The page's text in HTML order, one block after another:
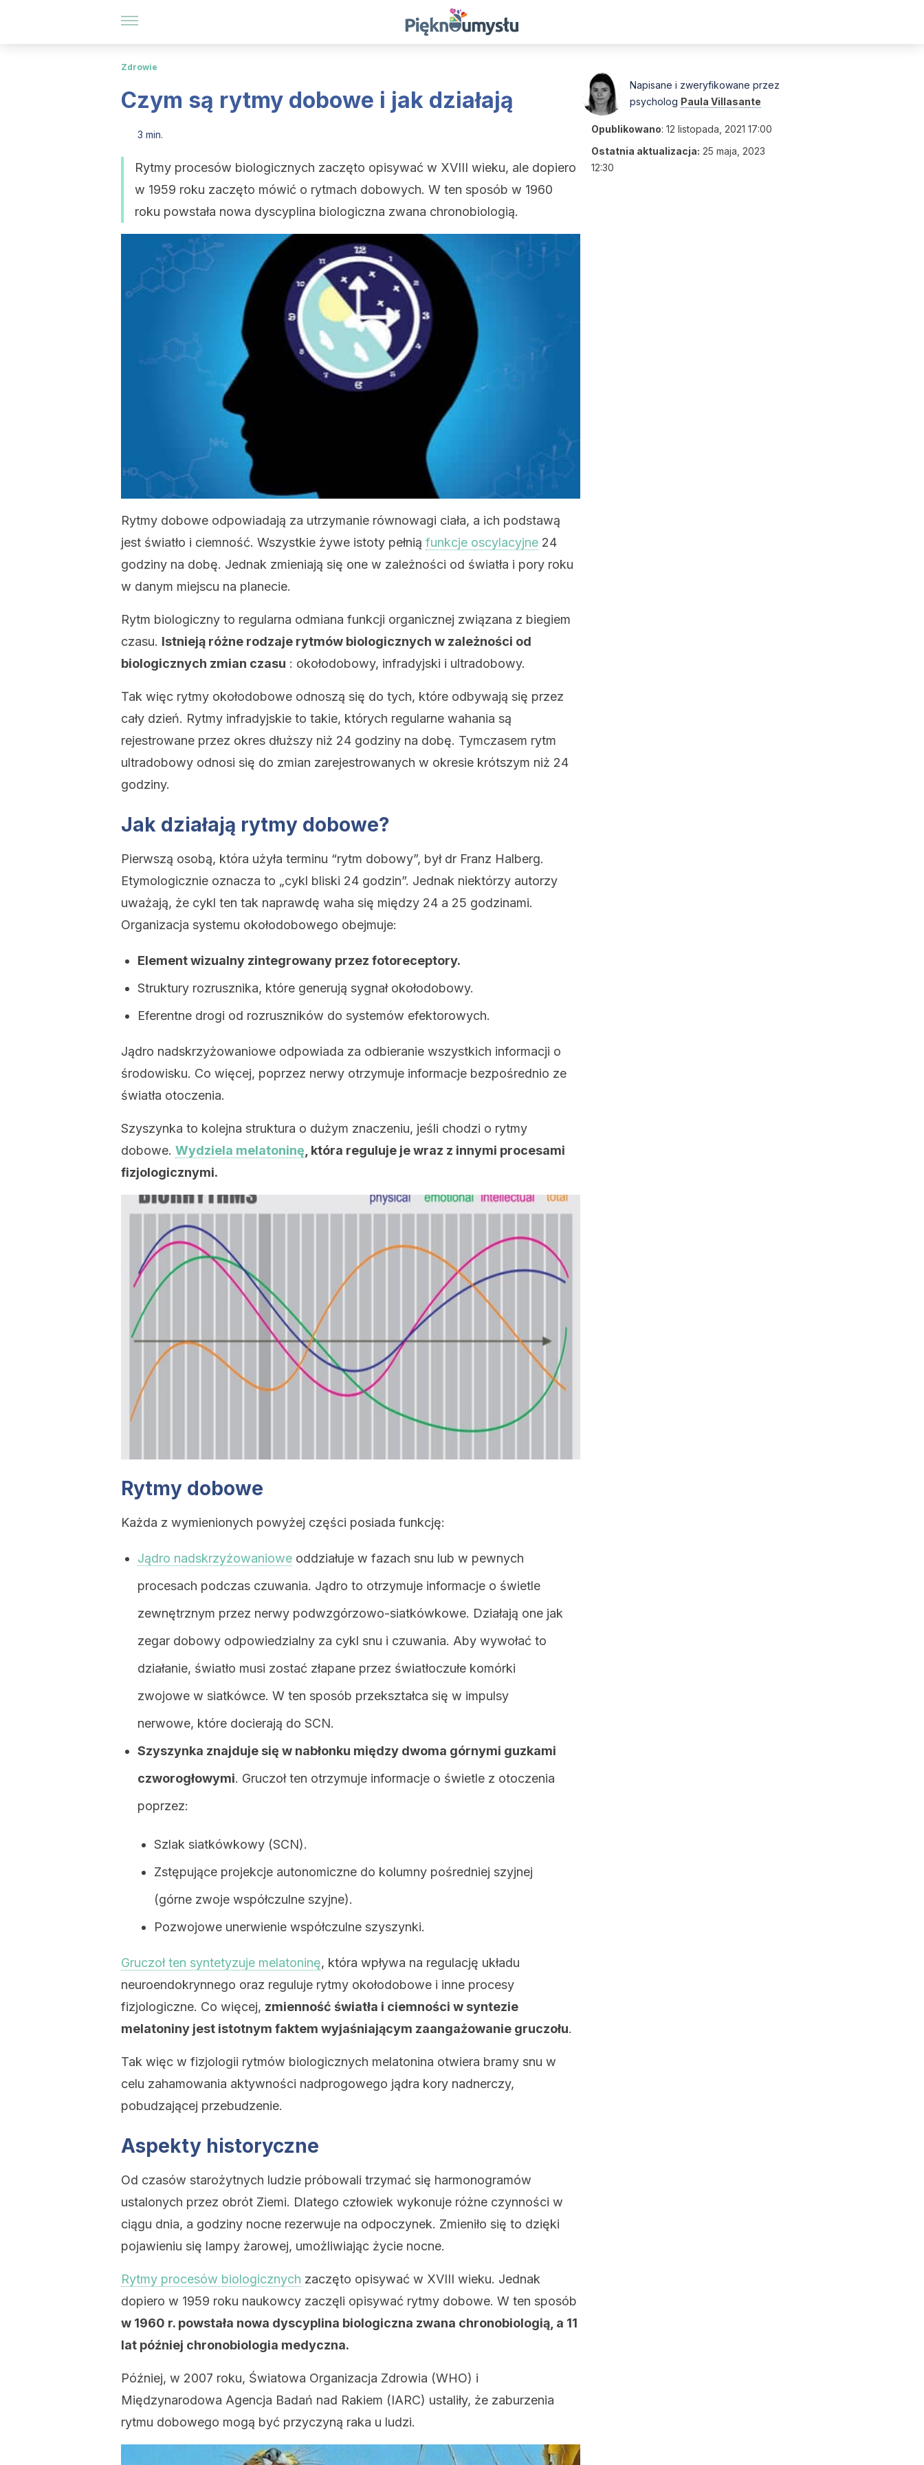
Zdrowie
Czym są rytmy dobowe i jak działają
3 min.
Rytmy procesów biologicznych zaczęto opisywać w XVIII wieku, ale dopiero
w 1959 roku zaczęto mówić o rytmach dobowych. W ten sposób w 1960
roku powstała nowa dyscyplina biologiczna zwana chronobiologią.
Rytmy dobowe odpowiadają za utrzymanie równowagi ciała, a ich podstawą
jest światło i ciemność. Wszystkie żywe istoty pełnią funkcje oscylacyjne 24
godziny na dobę. Jednak zmieniają się one w zależności od światła i pory roku
w danym miejscu na planecie.
Rytm biologiczny to regularna odmiana funkcji organicznej związana z biegiem
czasu. Istnieją różne rodzaje rytmów biologicznych w zależności od
biologicznych zmian czasu : okołodobowy, infradyjski i ultradobowy.
Tak więc rytmy okołodobowe odnoszą się do tych, które odbywają się przez
cały dzień. Rytmy infradyjskie to takie, których regularne wahania są
rejestrowane przez okres dłuższy niż 24 godziny na dobę. Tymczasem rytm
ultradobowy odnosi się do zmian zarejestrowanych w okresie krótszym niż 24
godziny.
Jak działają rytmy dobowe?
Pierwszą osobą, która użyła terminu “rytm dobowy”, był dr Franz Halberg.
Etymologicznie oznacza to „cykl bliski 24 godzin”. Jednak niektórzy autorzy
uważają, że cykl ten tak naprawdę waha się między 24 a 25 godzinami.
Organizacja systemu okołodobowego obejmuje:
Element wizualny zintegrowany przez fotoreceptory.
Struktury rozrusznika, które generują sygnał okołodobowy.
Eferentne drogi od rozruszników do systemów efektorowych.
Jądro nadskrzyżowaniowe odpowiada za odbieranie wszystkich informacji o
środowisku. Co więcej, poprzez nerwy otrzymuje informacje bezpośrednio ze
światła otoczenia.
Szyszynka to kolejna struktura o dużym znaczeniu, jeśli chodzi o rytmy
dobowe. Wydziela melatoninę , która reguluje je wraz z innymi procesami
fizjologicznymi.
Rytmy dobowe
Każda z wymienionych powyżej części posiada funkcję:
Jądro nadskrzyżowaniowe oddziałuje w fazach snu lub w pewnych
procesach podczas czuwania. Jądro to otrzymuje informacje o świetle
zewnętrznym przez nerwy podwzgórzowo-siatkówkowe. Działają one jak
zegar dobowy odpowiedzialny za cykl snu i czuwania. Aby wywołać to
działanie, światło musi zostać złapane przez światłoczułe komórki
zwojowe w siatkówce. W ten sposób przekształca się w impulsy
nerwowe, które docierają do SCN.
Szyszynka znajduje się w nabłonku między dwoma górnymi guzkami
czworogłowymi. Gruczoł ten otrzymuje informacje o świetle z otoczenia
poprzez:
Szlak siatkówkowy (SCN).
Zstępujące projekcje autonomiczne do kolumny pośredniej szyjnej
(górne zwoje współczulne szyjne).
Pozwojowe unerwienie współczulne szyszynki.
Gruczoł ten syntetyzuje melatoninę, która wpływa na regulację układu
neuroendokrynnego oraz reguluje rytmy okołodobowe i inne procesy
fizjologiczne. Co więcej, zmienność światła i ciemności w syntezie
melatoniny jest istotnym faktem wyjaśniającym zaangażowanie gruczołu.
Tak więc w fizjologii rytmów biologicznych melatonina otwiera bramy snu w
celu zahamowania aktywności nadprogowego jądra kory nadnerczy,
pobudzającej przebudzenie.
Aspekty historyczne
Od czasów starożytnych ludzie próbowali trzymać się harmonogramów
ustalonych przez obrót Ziemi. Dlatego człowiek wykonuje różne czynności w
ciągu dnia, a godziny nocne rezerwuje na odpoczynek. Zmieniło się to dzięki
pojawieniu się lampy żarowej, umożliwiając życie nocne.
Rytmy procesów biologicznych zaczęto opisywać w XVIII wieku. Jednak
dopiero w 1959 roku naukowcy zaczęli opisywać rytmy dobowe. W ten sposób
w 1960 r. powstała nowa dyscyplina biologiczna zwana chronobiologią, a 11
lat później chronobiologia medyczna.
Później, w 2007 roku, Światowa Organizacja Zdrowia (WHO) i
Międzynarodowa Agencja Badań nad Rakiem (IARC) ustaliły, że zaburzenia
rytmu dobowego mogą być przyczyną raka u ludzi.
Napisane i zweryfikowane przez
psycholog Paula Villasante
Opublikowano: 12 listopada, 2021 17:00
Ostatnia aktualizacja: 25 maja, 2023
12:30